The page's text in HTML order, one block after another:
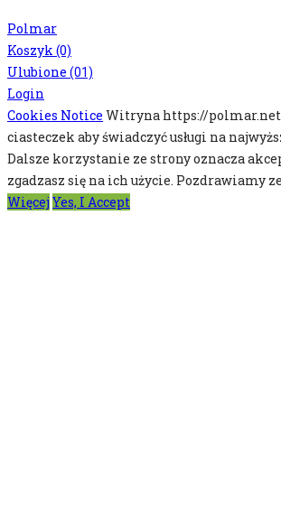
Polmar
Koszyk (0)
Ulubione (01)
Login
Cookies Notice Witryna https://
ciasteczek aby świadczyć usługi na
Dalsze korzystanie ze strony oznacza
zgadzasz się na ich użycie. Pozdrawiamy
Więcej Yes, I Accept